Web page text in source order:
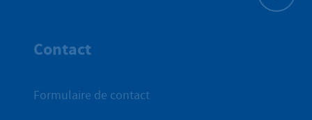
Contact
Formulaire de contact